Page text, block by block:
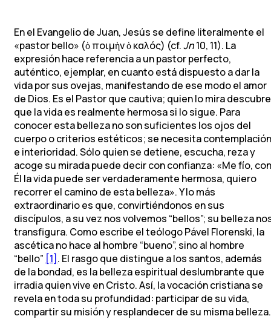
En el Evangelio de Juan, Jesús se define literalmente el
«pastor bello» (ὁ ποιμὴν ὁ καλός) (cf.Jn10, 11). La
expresión hace referencia a un pastor perfecto,
auténtico, ejemplar, en cuanto está dispuesto a dar la
vida por sus ovejas, manifestando de ese modo el amor
de Dios. Es el Pastor que cautiva; quien lo mira descubre
que la vida es realmente hermosa si lo sigue. Para
conocer esta belleza no son suficientes los ojos del
cuerpo o criterios estéticos; se necesita contemplación
e interioridad. Sólo quien se detiene, escucha, reza y
acoge su mirada puede decir con confianza: «Me fío, con
Él la vida puede ser verdaderamente hermosa, quiero
recorrer el camino de esta belleza». Y lo más
extraordinario es que, convirtiéndonos en sus
discípulos, a su vez nos volvemos “bellos”; su belleza
transfigura. Como escribe el teólogo Pável Florenski, la
ascética no hace al hombre “bueno”, sino al hombre
“bello” [1] . El rasgo que distingue a los santos, además
de la bondad, es la belleza espiritual deslumbrante que
irradia quien vive en Cristo. Así, la vocación cristiana se
revela en toda su profundidad: participar de su vida,
compartir su misión y resplandecer de su misma belleza.